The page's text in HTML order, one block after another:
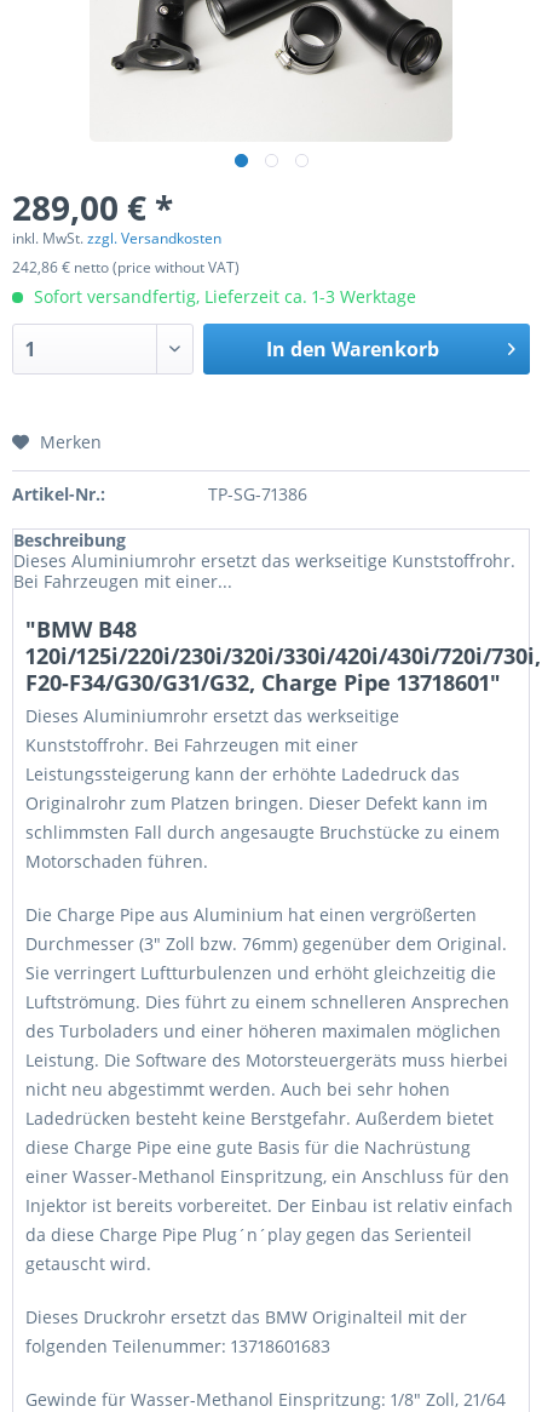
289,00 € *
inkl. MwSt.zzgl. Versandkosten
242,86 € netto (price without VAT)
Sofort versandfertig, Lieferzeit ca. 1-3 Werktage
In den Warenkorb
Merken
Artikel-Nr.:
TP-SG-71386
Beschreibung
Dieses Aluminiumrohr ersetzt das werkseitige Kunststoffrohr.
Bei Fahrzeugen mit einer...
"BMW B48
120i/125i/220i/230i/320i/330i/420i/430i/720i/730i,
F20-F34/G30/G31/G32, Charge Pipe 13718601"
Dieses Aluminiumrohr ersetzt das werkseitige
Kunststoffrohr. Bei Fahrzeugen mit einer
Leistungssteigerung kann der erhöhte Ladedruck das
Originalrohr zum Platzen bringen. Dieser Defekt kann im
schlimmsten Fall durch angesaugte Bruchstücke zu einem
Motorschaden führen.
Die Charge Pipe aus Aluminium hat einen vergrößerten
Durchmesser (3" Zoll bzw. 76mm) gegenüber dem Original.
Sie verringert Luftturbulenzen und erhöht gleichzeitig die
Luftströmung. Dies führt zu einem schnelleren Ansprechen
des Turboladers und einer höheren maximalen möglichen
Leistung. Die Software des Motorsteuergeräts muss hierbei
nicht neu abgestimmt werden. Auch bei sehr hohen
Ladedrücken besteht keine Berstgefahr. Außerdem bietet
diese Charge Pipe eine gute Basis für die Nachrüstung
einer Wasser-Methanol Einspritzung, ein Anschluss für den
Injektor ist bereits vorbereitet. Der Einbau ist relativ einfach
da diese Charge Pipe Plug´n´play gegen das Serienteil
getauscht wird.
Dieses Druckrohr ersetzt das BMW Originalteil mit der
folgenden Teilenummer: 13718601683
Gewinde für Wasser-Methanol Einspritzung: 1/8" Zoll, 21/64